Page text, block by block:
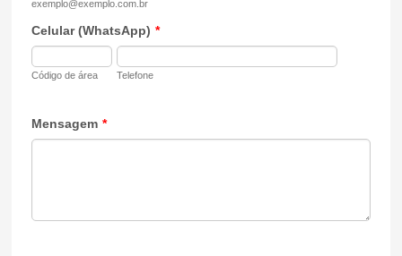
exemplo@exemplo.com.br
Celular (WhatsApp) *
Código de área Telefone
Mensagem *